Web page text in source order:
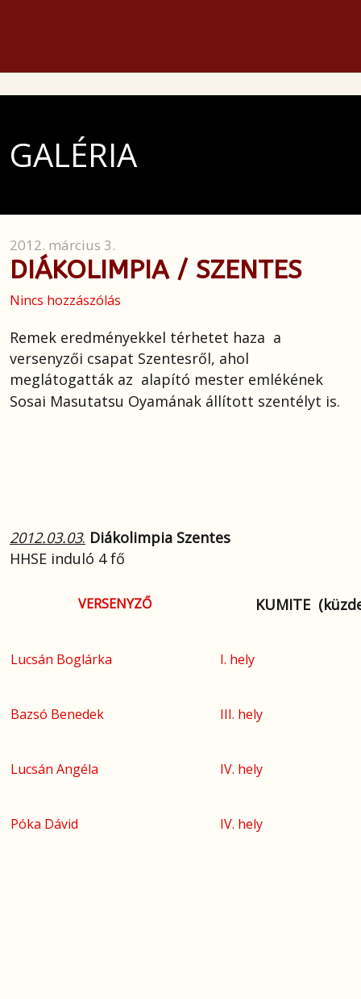
GALÉRIA
2012. március 3.
DIÁKOLIMPIA / SZENTES
Nincs hozzászólás
Remek eredményekkel térhetet haza a
versenyzői csapat Szentesről, ahol
meglátogatták az alapító mester emlékének
Sosai Masutatsu Oyamának állított szentélyt is.
2012.03.03. Diákolimpia Szentes
HHSE induló 4 fő
VERSENYZŐ KUMITE
Lucsán Boglárka I. hely
Bazsó Benedek III. hely
Lucsán Angéla IV. hely
Póka Dávid IV. hely